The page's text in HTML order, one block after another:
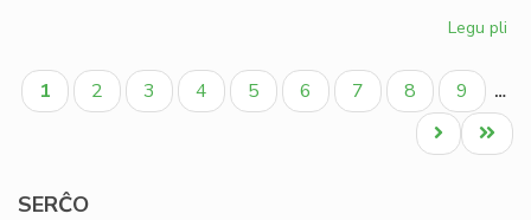
Legu pli
Pagination
Aktuala
paĝo
1 Paĝo
2 Paĝo
3 Paĝo
4 Paĝo
5 Paĝo
6 Paĝo
7 Paĝo
8 Paĝo
9 …
Last
page
Next
page
SERĈO